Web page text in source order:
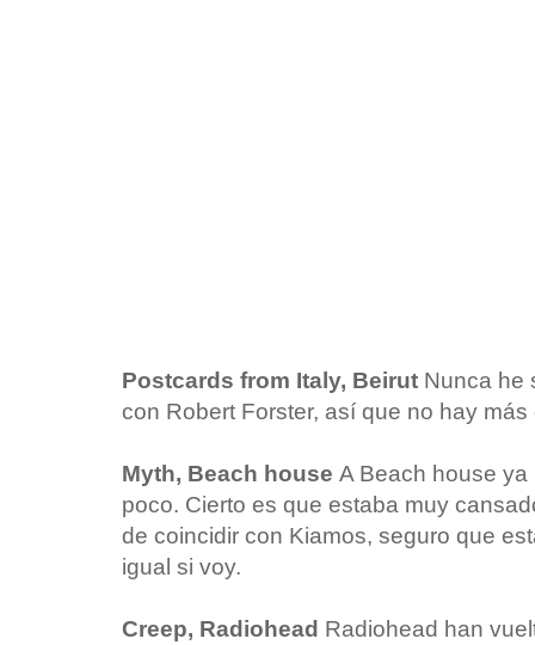
Postcards from Italy, Beirut Nunca he
con Robert Forster, así que no hay más
Myth, Beach house A Beach house ya
poco. Cierto es que estaba muy
de coincidir con Kiamos, seguro que
igual si voy.
Creep, Radiohead Radiohead han